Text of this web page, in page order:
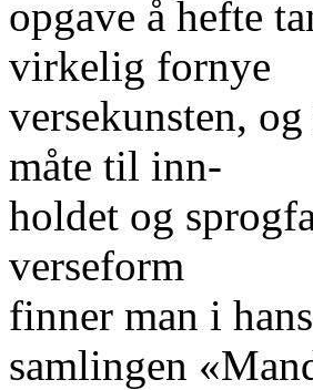
opgave å hefte
virkelig fornye
versekunsten,
måte til inn-
holdet og
verseform
finner man i
samlingen